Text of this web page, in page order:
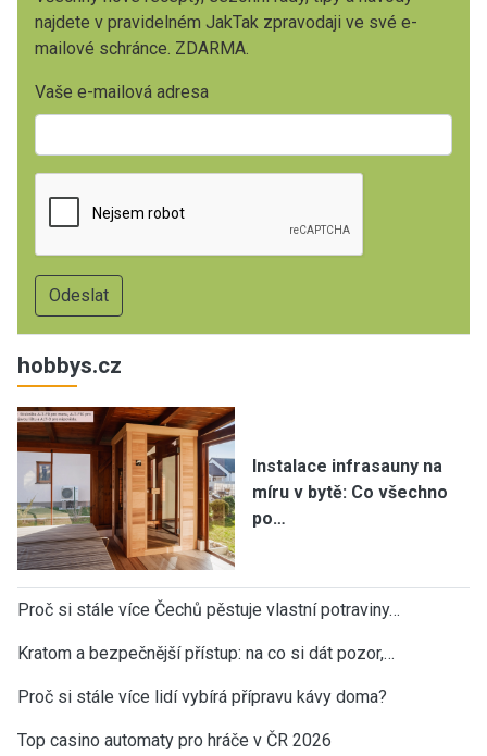
najdete v pravidelném JakTak zpravodaji ve své e-
mailové schránce. ZDARMA.
Vaše e-mailová adresa
hobbys.cz
Instalace infrasauny na
míru v bytě: Co všechno
po…
Proč si stále více Čechů pěstuje vlastní potraviny…
Kratom a bezpečnější přístup: na co si dát pozor,…
Proč si stále více lidí vybírá přípravu kávy doma?
Top casino automaty pro hráče v ČR 2026